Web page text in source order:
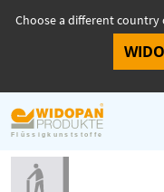
Choose a different